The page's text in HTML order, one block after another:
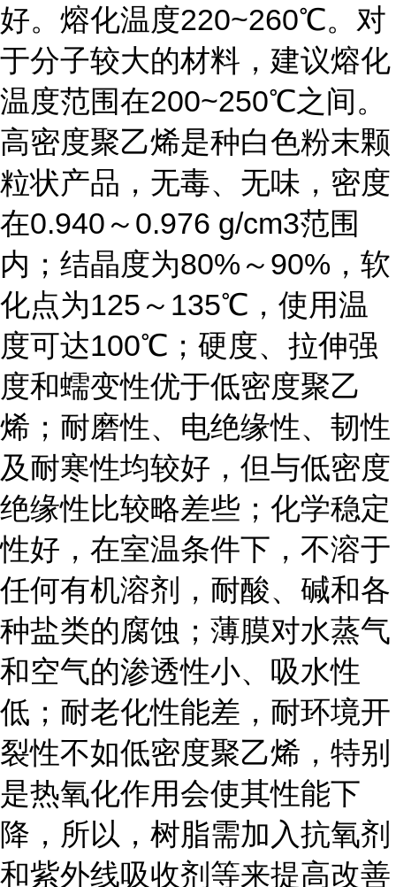
好。熔化温度220~260℃。对
于分子较大的材料，建议熔化
温度范围在200~250℃之间。
高密度聚乙烯是种白色粉末颗
粒状产品，无毒、无味，密度
在0.940～0.976 g/cm3范围
内；结晶度为80%～90%，软
化点为125～135℃，使用温
度可达100℃；硬度、拉伸强
度和蠕变性优于低密度聚乙
烯；耐磨性、电绝缘性、韧性
及耐寒性均较好，但与低密度
绝缘性比较略差些；化学稳定
性好，在室温条件下，不溶于
任何有机溶剂，耐酸、碱和各
种盐类的腐蚀；薄膜对水蒸气
和空气的渗透性小、吸水性
低；耐老化性能差，耐环境开
裂性不如低密度聚乙烯，特别
是热氧化作用会使其性能下
降，所以，树脂需加入抗氧剂
和紫外线吸收剂等来提高改善